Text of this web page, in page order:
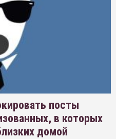
посты
в которых
домой